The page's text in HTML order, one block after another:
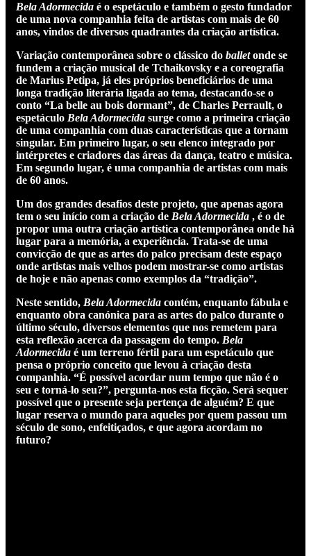
Bela Adormecida é o espetáculo e também o gesto fundador
de uma nova companhia feita de artistas com mais de 60
anos, vindos de diversos quadrantes da criação artística.
Variação contemporânea sobre o clássico do balletonde se
fundem a criação musical de Tchaikovsky e a coreografia
de Marius Petipa, já eles próprios beneficiários de uma
longa tradição literária ligada ao tema, destacando-se o
conto “La belle au bois dormant”, de Charles Perrault, o
espetáculo Bela Adormecida surge como a primeira criação
de uma companhia com duas características que a tornam
singular. Em primeiro lugar, o seu elenco integrado por
intérpretes e criadores das áreas da dança, teatro e música.
Em segundo lugar, é uma companhia de artistas com mais
de 60 anos.
Um dos grandes desafios deste projeto, que apenas agora
tem o seu início com a criação de Bela Adormecida , é o de
propor uma outra criação artística contemporânea onde há
lugar para a memória, a experiência. Trata-se de uma
convicção de que as artes do palco precisam deste espaço
onde artistas mais velhos podem mostrar-se como artistas
de hoje e não apenas como exemplos da “tradição”.
Neste sentido, Bela Adormecida contém, enquanto fábula e
enquanto obra canónica para as artes do palco durante o
último século, diversos elementos que nos remetem para
esta reflexão acerca da passagem do tempo. Bela
Adormecida é um terreno fértil para um espetáculo que
pensa o próprio conceito que levou à criação desta
companhia. “É possível acordar num tempo que não é o
seu e torná-lo seu?”, pergunta-nos esta ficção. Será sequer
possível que o presente seja pertença de alguém? E que
lugar reserva o mundo para aqueles por quem passou um
século de sono, enfeitiçados, e que agora acordam no
futuro?